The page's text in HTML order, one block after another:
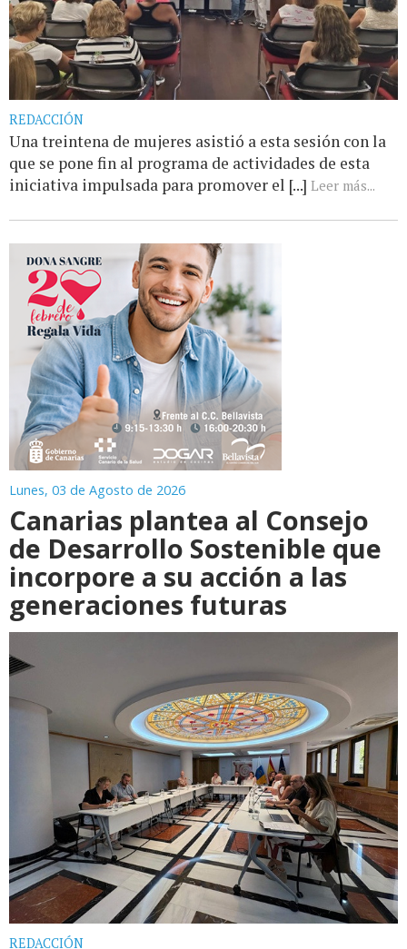
REDACCIÓN
Una treintena de mujeres asistió a esta sesión con la
que se pone fin al programa de actividades de esta
iniciativa impulsada para promover el [...] Leer más...
Lunes, 03 de Agosto de 2026
Canarias plantea al Consejo
de Desarrollo Sostenible que
incorpore a su acción a las
generaciones futuras
REDACCIÓN